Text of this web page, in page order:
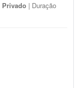
Privado | Duração